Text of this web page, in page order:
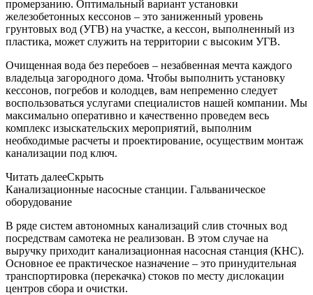
промерзанию. Оптимальный вариант установки
железобетонных кессонов – это заниженный уровень
грунтовых вод (УГВ) на участке, а кессон, выполненный из
пластика, может служить на территории с высоким УГВ.
Очищенная вода без перебоев – незабвенная мечта каждого
владельца загородного дома. Чтобы выполнить установку
кессонов, погребов и колодцев, вам непременно следует
воспользоваться услугами специалистов нашей компании. Мы
максимально оперативно и качественно проведем весь
комплекс изыскательских мероприятий, выполним
необходимые расчеты и проектирование, осуществим монтаж
канализации под ключ.
Читать далееСкрыть
Канализационные насосные станции. Гальваническое
оборудование
В ряде систем автономных канализаций слив сточных вод
посредствам самотека не реализован. В этом случае на
выручку приходит канализационная насосная станция (КНС).
Основное ее практическое назначение – это принудительная
транспортировка (перекачка) стоков по месту дислокации
центров сбора и очистки.